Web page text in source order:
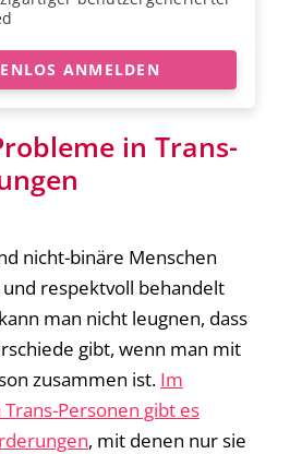
ANMELDEN
in Trans-
nicht-binäre Menschen
respektvoll behandelt
man nicht leugnen, dass
gibt, wenn man mit
zusammen ist. Im
Personen gibt es
, mit denen nur sie